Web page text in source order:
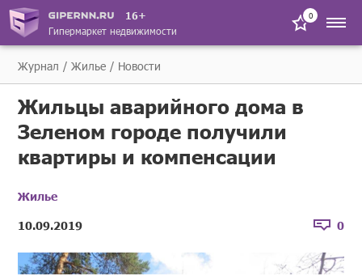
16+
Гипермаркет недвижимости
0
Журнал Жилье Новости
Жильцы аварийного дома в
Зеленом городе получили
квартиры и компенсации
Жилье
10.09.2019
0